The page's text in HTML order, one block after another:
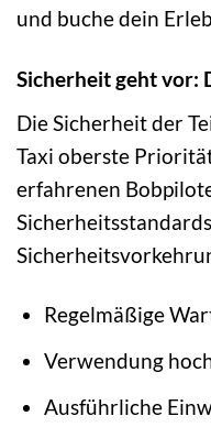
und buche dein
Sicherheit geht vor:
Die Sicherheit der
Taxi oberste
erfahrenen
Regelmäßige
Verwendung
Ausführliche